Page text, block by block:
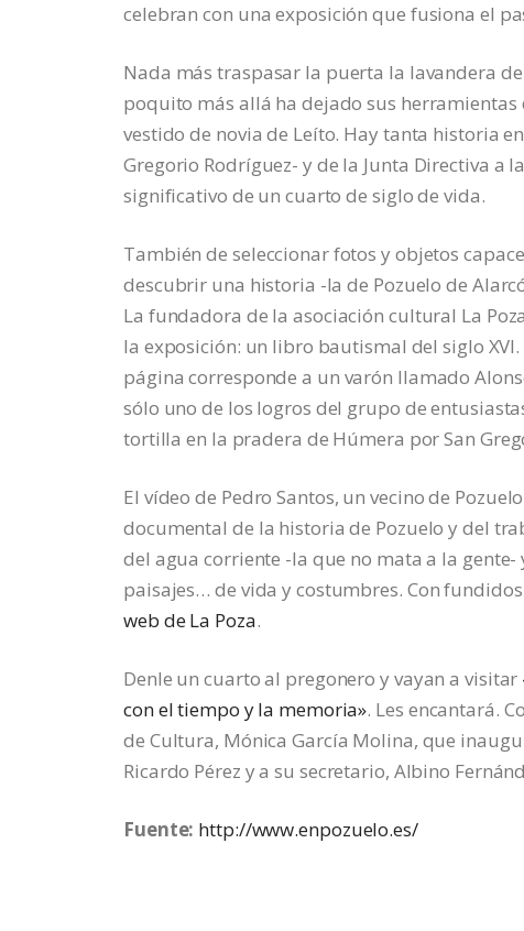
celebran con una exposición que fusiona el
Nada más traspasar la puerta la lavandera
poquito más allá ha dejado sus herramientas
vestido de novia de Leíto. Hay tanta historia
Gregorio Rodríguez- y de la Junta Directiva a
significativo de un cuarto de siglo de vida.
También de seleccionar fotos y objetos
descubrir una historia -la de Pozuelo de
La fundadora de la asociación cultural La
la exposición: un libro bautismal del siglo
página corresponde a un varón llamado
sólo uno de los logros del grupo de
tortilla en la pradera de Húmera por San
El vídeo de Pedro Santos, un vecino de
documental de la historia de Pozuelo y del
del agua corriente -la que no mata a la
paisajes… de vida y costumbres. Con
web de La Poza.
Denle un cuarto al pregonero y vayan a visitar
con el tiempo y la memoria». Les encantará.
de Cultura, Mónica García Molina, que
Ricardo Pérez y a su secretario, Albino
Fuente: http://www.enpozuelo.es/